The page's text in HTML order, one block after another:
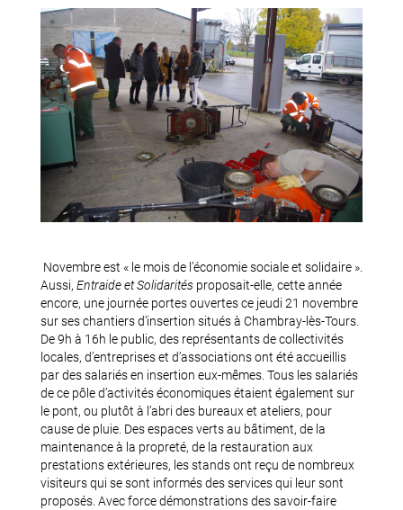
Novembre est « le mois de l’économie sociale et solidaire ».
Aussi, Entraide et Solidarités proposait-elle, cette année
encore, une journée portes ouvertes ce jeudi 21 novembre
sur ses chantiers d’insertion situés à Chambray-lès-Tours.
De 9h à 16h le public, des représentants de collectivités
locales, d’entreprises et d’associations ont été accueillis
par des salariés en insertion eux-mêmes. Tous les salariés
de ce pôle d’activités économiques étaient également sur
le pont, ou plutôt à l’abri des bureaux et ateliers, pour
cause de pluie. Des espaces verts au bâtiment, de la
maintenance à la propreté, de la restauration aux
prestations extérieures, les stands ont reçu de nombreux
visiteurs qui se sont informés des services qui leur sont
proposés. Avec force démonstrations des savoir-faire